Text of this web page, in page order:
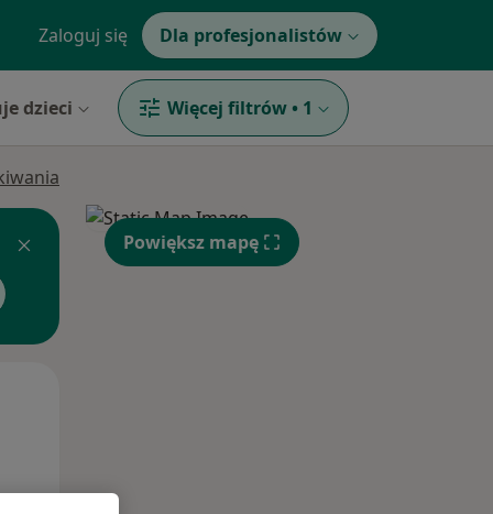
Zaloguj się Dla profesjonalistów
dzieci Więcej filtrów • 1
Powiększ mapę